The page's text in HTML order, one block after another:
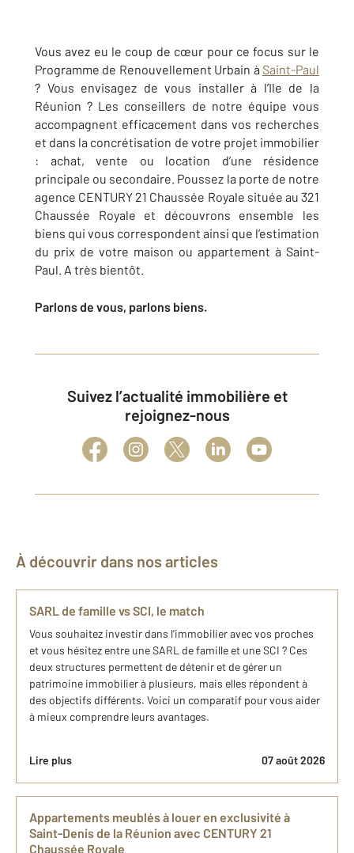
Vous avez eu le coup de cœur pour ce focus sur le
Programme de Renouvellement Urbain à Saint-Paul
? Vous envisagez de vous installer à l’Ile de la
Réunion ? Les conseillers de notre équipe vous
accompagnent efficacement dans vos recherches
et dans la concrétisation de votre projet immobilier
: achat, vente ou location d’une résidence
principale ou secondaire. Poussez la porte de notre
agence CENTURY 21 Chaussée Royale située au 321
Chaussée Royale et découvrons ensemble les
biens qui vous correspondent ainsi que l’estimation
du prix de votre maison ou appartement à Saint-
Paul. A très bientôt.
Parlons de vous, parlons biens.
Suivez l’actualité immobilière et
rejoignez-nous
À découvrir dans nos articles
SARL de famille vs SCI, le match
Vous souhaitez investir dans l'immobilier avec vos proches
et vous hésitez entre une SARL de famille et une SCI ? Ces
deux structures permettent de détenir et de gérer un
patrimoine immobilier à plusieurs, mais elles répondent à
des objectifs différents. Voici un comparatif pour vous aider
à mieux comprendre leurs avantages.
Lire plus 07 août 2026
​Appartements meublés à louer en exclusivité à
Saint-Denis de la Réunion avec CENTURY 21
Chaussée Royale